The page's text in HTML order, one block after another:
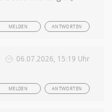
ANTWORTEN
MELDEN
06.07.2026, 15:19 Uhr
ANTWORTEN
MELDEN